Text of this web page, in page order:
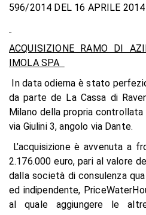
596/2014 DEL 16 APRILE
ACQUISIZIONE RAMO DI
IMOLA SPA
In data odierna è stato
da parte de La Cassa di
Milano della propria
via Giulini 3, angolo via Dante.
L’acquisizione è avvenuta a
2.176.000 euro, pari al valore
dalla società di consulenza
ed indipendente,
al quale aggiungere le